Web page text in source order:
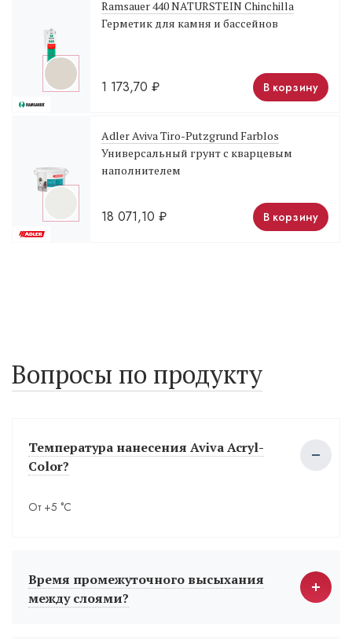
Ramsauer 440 NATURSTEIN Chinchilla
Герметик для камня и бассейнов
1 173,70 ₽ В корзину
Adler Aviva Tiro-Putzgrund Farblos
Универсальный грунт с кварцевым
наполнителем
18 071,10 ₽ В корзину
Вопросы по продукту
Температура нанесения Aviva Acryl-
Color?
От +5 °С
Время промежуточного высыхания
между слоями?